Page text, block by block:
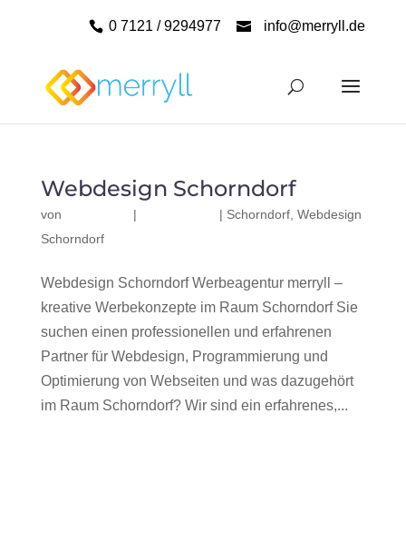
0 7121 / 9294977 info@merryll.de
Webdesign Schorndorf
von | | Schorndorf, Webdesign
Schorndorf
Webdesign Schorndorf Werbeagentur merryll –
kreative Werbekonzepte im Raum Schorndorf Sie
suchen einen professionellen und erfahrenen
Partner für Webdesign, Programmierung und
Optimierung von Webseiten und was dazugehört
im Raum Schorndorf? Wir sind ein erfahrenes,...